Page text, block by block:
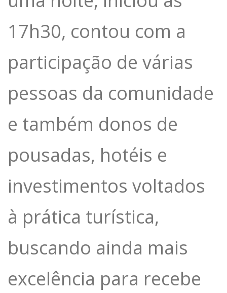
17h30, contou com a
participação de várias
pessoas da comunidade
e também donos de
pousadas, hotéis e
investimentos voltados
à prática turística,
buscando ainda mais
excelência para recebe